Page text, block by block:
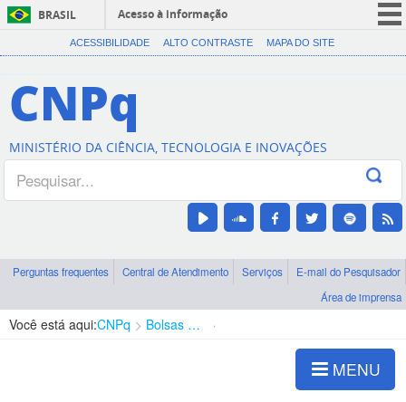
BRASIL
Acesso à informação
CORONAVÍRUS (COVID-19)
Canais
ACESSIBILIDADE ALTO CONTRASTE MAPA DO SITE
CNPq
MINISTÉRIO DA CIÊNCIA, TECNOLOGIA E INOVAÇÕES
Perguntas frequentes Central de Atendimento Serviços
E-mail do Pesquisador
Área de imprensa
Você está aqui:CNPq Bolsas e Auxílios Vigentes
MENU